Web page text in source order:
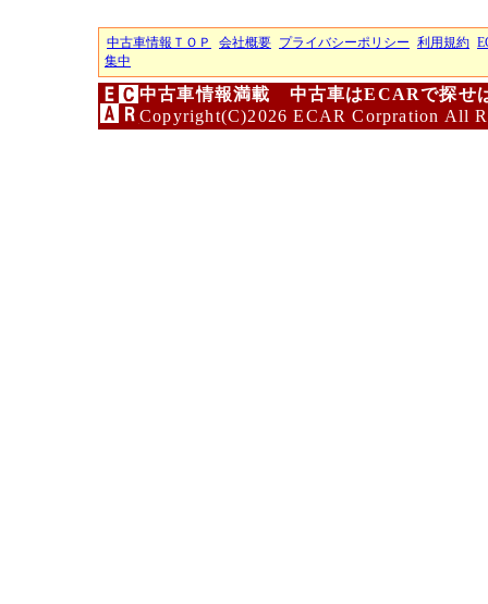
中古車情報ＴＯＰ 会社概要 プライバシーポリシー 利用規約
集中
中古車情報満載 中古車はECARで探せ
Copyright(C)2026 ECAR Corpration All